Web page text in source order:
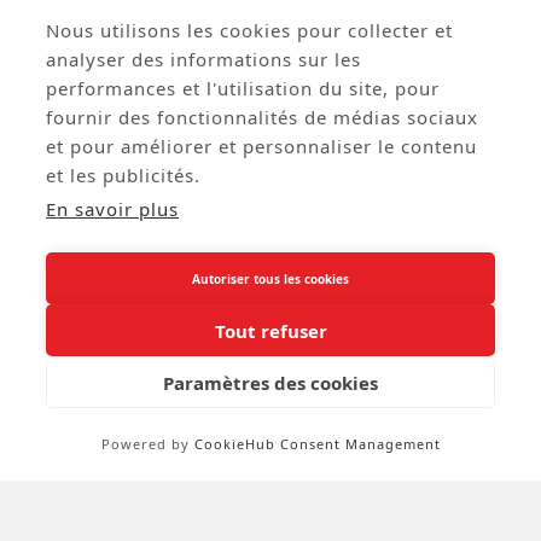
 
Vase Dame Jeanne Olive
Oil En Verre Vert 27 X
42,5cm
Réf: EURIT78
67,00 € HT
Tissu Satin Rayé Bleu Et
Blanc Polyester - Larg.
150cm (vendu Au Mètre)
02 38 88 88 88
Service Clients
Nous utilisons les cookies pour collecter et
analyser des informations sur les
performances et l'utilisation du site, pour
fournir des fonctionnalités de médias sociaux
et pour améliorer et personnaliser le contenu
et les publicités.
En savoir plus
Autoriser tous les cookies
Tout refuser
Paramètres des cookies
Powered by CookieHub Consent Management